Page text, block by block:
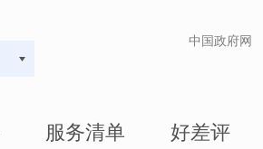
中国政府网
服务清单 好差评